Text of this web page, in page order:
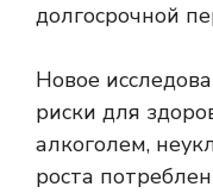
долгосрочной
Новое
риски для
алкоголем,
роста